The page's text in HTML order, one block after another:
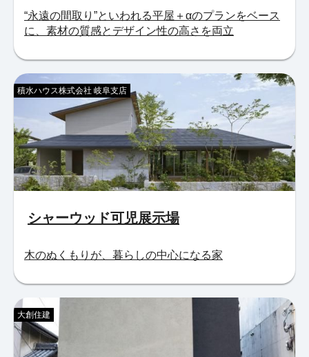
“永遠の間取り”といわれる平屋＋αのプランをベース
に、素材の質感とデザイン性の高さを両立
シャーウッド可児展示場
積水ハウス株式会社 岐阜支店
木のぬくもりが、暮らしの中心になる家
大創住建